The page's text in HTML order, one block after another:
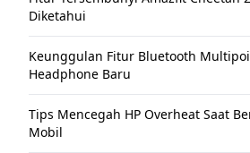
Diketahui
Keunggulan Fitur Bluetooth
Headphone Baru
Tips Mencegah HP Overheat Saat
Mobil